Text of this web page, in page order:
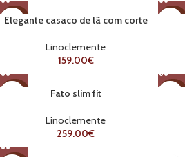
NOVO
Elegante casaco de lã com corte
Linoclemente
159.00€
Fato slim fit
Linoclemente
259.00€